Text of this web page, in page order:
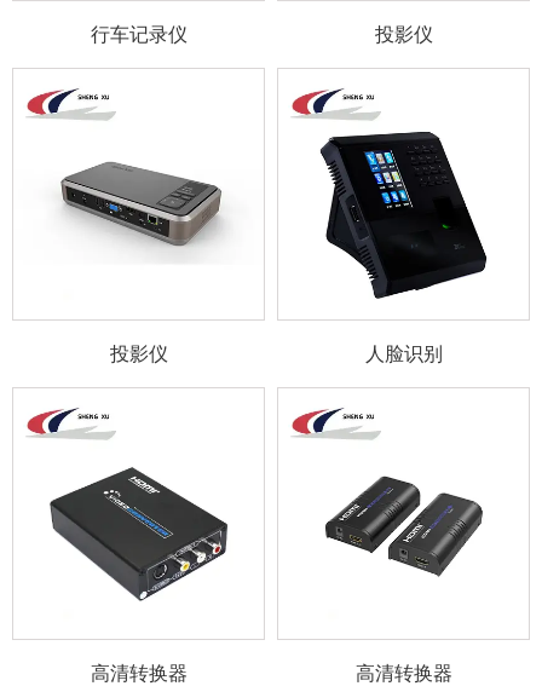
行车记录仪 投影仪
投影仪 人脸识别
高清转换器 高清转换器